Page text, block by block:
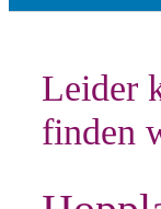
Leider
finden